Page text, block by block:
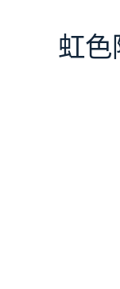
虹色